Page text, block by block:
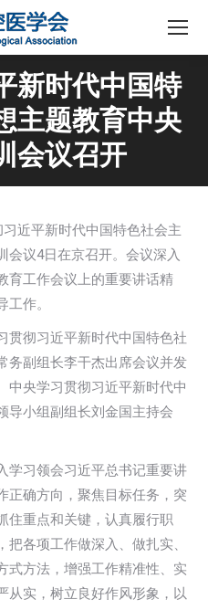
新时代中国特
主题教育中央
会议召开
近平新时代中国特色社会主
会议4日在京召开。会议深入
育工作会议上的重要讲话精
作。
贯彻习近平新时代中国特色社
务副组长李干杰出席会议并发
中央学习贯彻习近平新时代中
导小组副组长刘金国主持会
学习领会习近平总书记重要讲
正确方向，聚焦目标任务，突
住重点和关键，认真履行职
各项工作做深入、做扎实、
式方法，增强工作精准性、实
从实，树立良好作风形象，以